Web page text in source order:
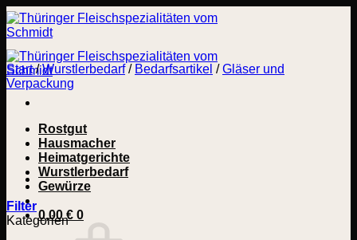
Zum
Inhalt
springen
Rostgut
Hausmacher
Heimatgerichte
Wurstlerbedarf
Gewürze
0,00€ 0
Start / Wurstlerbedarf / Bedarfsartikel / Gläser und
Verpackung
Filter
Kategorien